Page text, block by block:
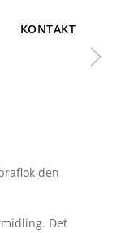
KONTAKT
den
Det